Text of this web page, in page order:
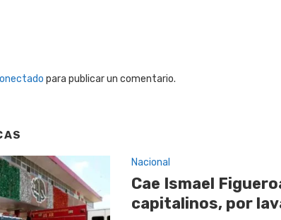
para publicar un comentario.
Nacional
Cae Ismael
capitalinos, por